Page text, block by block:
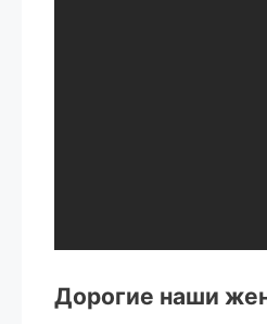
Дорогие наши